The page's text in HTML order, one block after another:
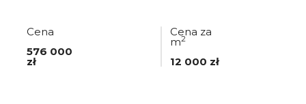
Cena
576 000
zł
Cena za
m2
12 000 zł